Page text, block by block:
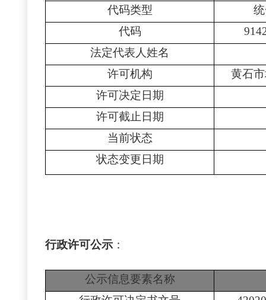
代码类型
代码
法定代表人姓名
许可机构
黄石
许可决定日期
许可截止日期
当前状态
状态变更日期
行政许可公示 ：
公示信息要素名称